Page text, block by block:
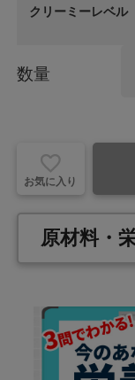
クリーミーレベル
数量
お気に入り
原材料・